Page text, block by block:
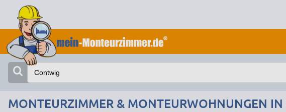
MONTEURZIMMER & MONTEURWOHNUNGEN